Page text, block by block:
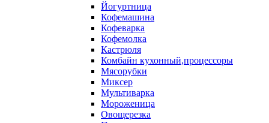
Йогуртница
Кофемашина
Кофеварка
Кофемолка
Кастрюля
Комбайн кухонный,процессоры
Мясорубки
Миксер
Мультиварка
Мороженица
Овощерезка